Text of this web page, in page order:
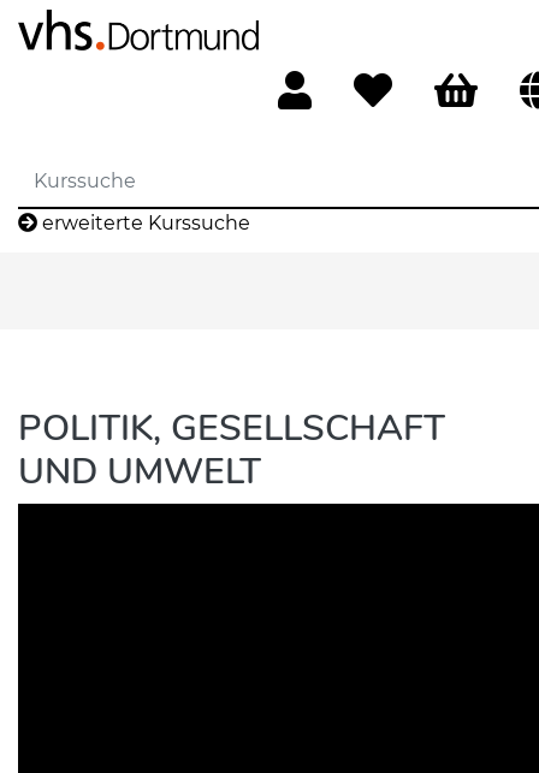
erweiterte Kurssuche
POLITIK, GESELLSCHAFT
UND UMWELT